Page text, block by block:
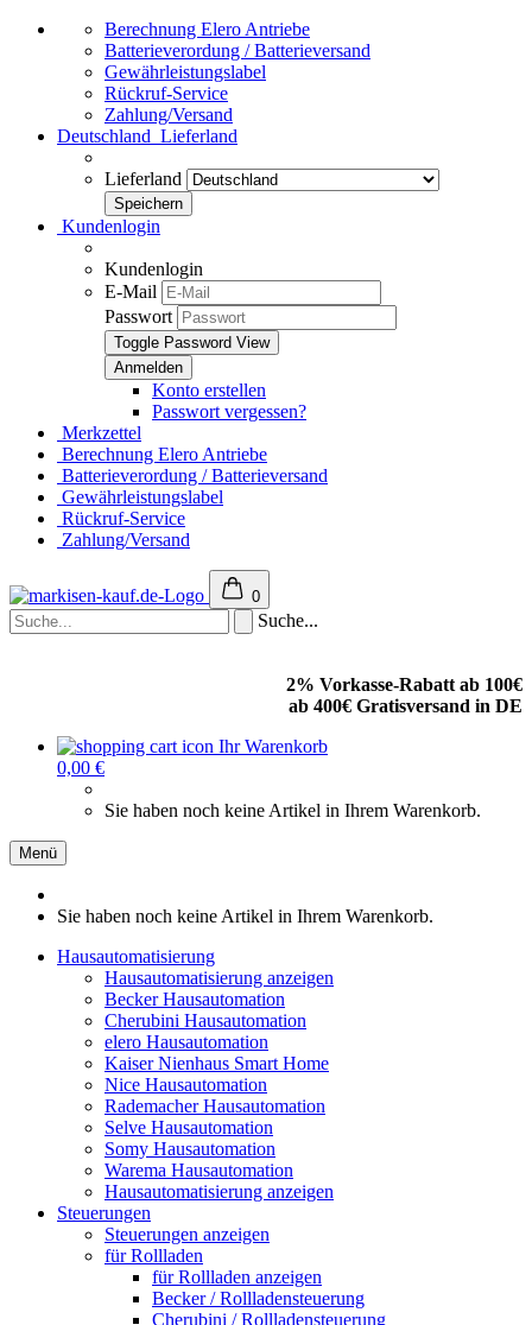
Berechnung Elero Antriebe
Batterieverordung / Batterieversand
Gewährleistungslabel
Rückruf-Service
Zahlung/Versand
Deutschland Lieferland
Lieferland
Kundenlogin
Kundenlogin
E-Mail
Passwort
Toggle Password View
Konto erstellen
Passwort vergessen?
Merkzettel
Berechnung Elero Antriebe
Batterieverordung / Batterieversand
Gewährleistungslabel
Rückruf-Service
Zahlung/Versand
0
Suche...
2% Vorkasse-Rabatt ab 100€
ab 400€ Gratisversand in DE
Ihr Warenkorb
0,00 €
Sie haben noch keine Artikel in Ihrem Warenkorb.
Menü
Sie haben noch keine Artikel in Ihrem Warenkorb.
Hausautomatisierung
Hausautomatisierung anzeigen
Becker Hausautomation
Cherubini Hausautomation
elero Hausautomation
Kaiser Nienhaus Smart Home
Nice Hausautomation
Rademacher Hausautomation
Selve Hausautomation
Somy Hausautomation
Warema Hausautomation
Hausautomatisierung anzeigen
Steuerungen
Steuerungen anzeigen
für Rollladen
für Rollladen anzeigen
Becker / Rollladensteuerung
Cherubini / Rollladensteuerung